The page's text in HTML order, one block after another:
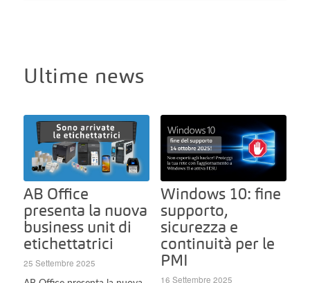
Ultime news
AB Office
presenta la nuova
business unit di
etichettatrici
AB Office presenta la nuova
Windows 10: fine
supporto,
sicurezza e
continuità per le
PMI